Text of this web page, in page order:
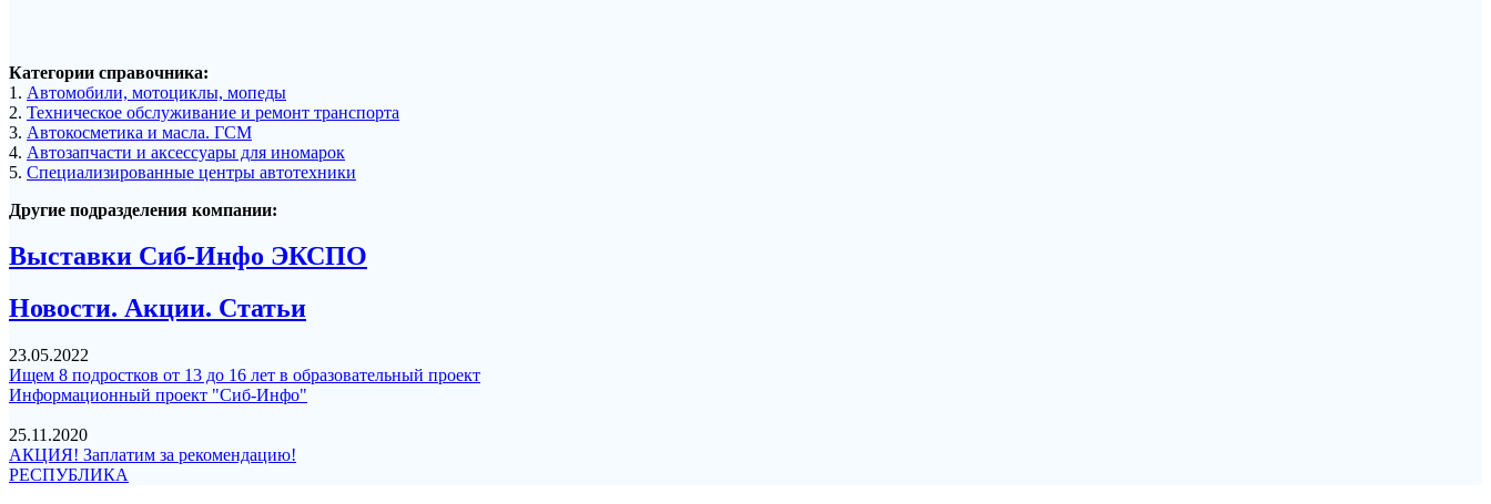
Категории справочника:
1. Автомобили, мотоциклы, мопеды
2. Техническое обслуживание и ремонт транспорта
3. Автокосметика и масла. ГСМ
4. Автозапчасти и аксессуары для иномарок
5. Специализированные центры автотехники
Другие подразделения компании:
Выставки Сиб-Инфо ЭКСПО
Новости. Акции. Статьи
23.05.2022
Ищем 8 подростков от 13 до 16 лет в образовательный проект
Информационный проект "Сиб-Инфо"
25.11.2020
АКЦИЯ! Заплатим за рекомендацию!
РЕСПУБЛИКА